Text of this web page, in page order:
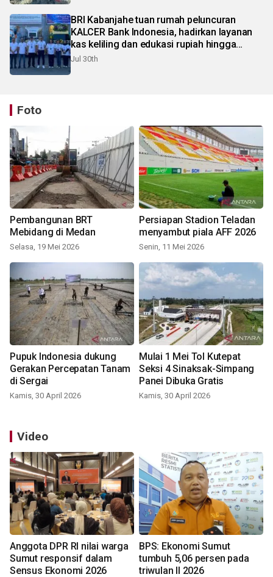
BRI Kabanjahe tuan rumah peluncuran
KALCER Bank Indonesia, hadirkan layanan
kas keliling dan edukasi rupiah hingga
pelosok Karo
Jul 30th
Foto
Pembangunan BRT
Mebidang di Medan
Selasa, 19 Mei 2026
Persiapan Stadion Teladan
menyambut piala AFF 2026
Senin, 11 Mei 2026
Pupuk Indonesia dukung
Gerakan Percepatan Tanam
di Sergai
Kamis, 30 April 2026
Mulai 1 Mei Tol Kutepat
Seksi 4 Sinaksak-Simpang
Panei Dibuka Gratis
Kamis, 30 April 2026
Video
Anggota DPR RI nilai warga
Sumut responsif dalam
Sensus Ekonomi 2026
BPS: Ekonomi Sumut
tumbuh 5,06 persen pada
triwulan II 2026